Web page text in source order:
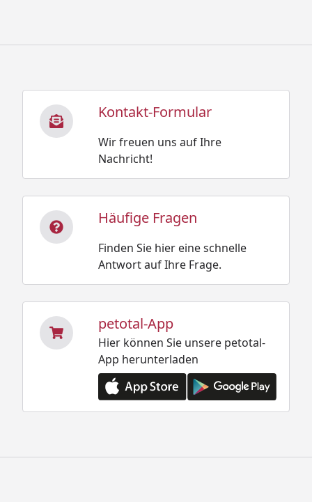
Kontakt-Formular
Wir freuen uns auf Ihre
Nachricht!
Häufige Fragen
Finden Sie hier eine schnelle
Antwort auf Ihre Frage.
petotal-App
Hier können Sie unsere petotal-
App herunterladen